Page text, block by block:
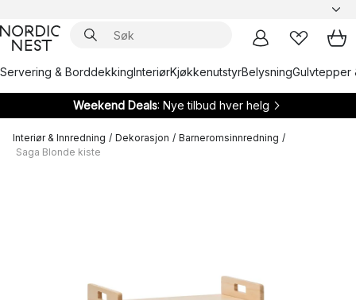
Servering & BorddekkingInteriørKjøkkenutstyrBelysningGulvtepper
Weekend Deals: Nye tilbud hver helg
Interiør & Innredning / Dekorasjon / Barneromsinnredning /
Saga Blonde kiste